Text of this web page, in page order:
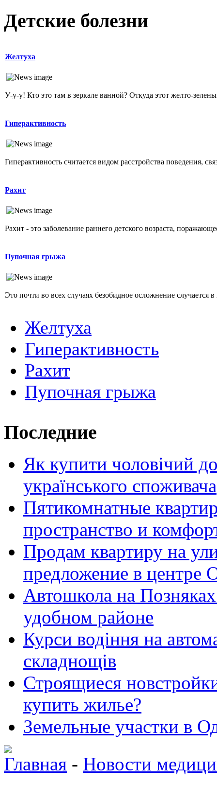
Детские болезни
Желтуха
У-у-у! Кто это там в зеркале ванной? Откуда этот желто-
Гиперактивность
Гиперактивность считается видом расстройства поведения,
Рахит
Рахит - это заболевание раннего детского возраста,
Пупочная грыжа
Это почти во всех случаях безобидное осложнение случается
Желтуха
Гиперактивность
Рахит
Пупочная грыжа
Последние
Як купити чоловічий
українського споживача
Пятикомнатные
пространство и
Продам квартиру на
предложение в центре
Автошкола на
удобном районе
Курси водіння на
складнощів
Строящиеся
купить жилье?
Земельные участки в
Главная - Новости